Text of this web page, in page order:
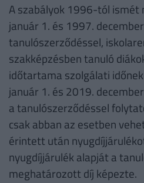
A szabályok 1996-tól ismét
január 1. és 1997.
tanulószerződéssel,
szakképzésben tanuló
időtartama szolgálati
január 1. és 2019.
a tanulószerződéssel
csak abban az esetben
érintett után
nyugdíjjárulék alapját a
meghatározott díj képezte.